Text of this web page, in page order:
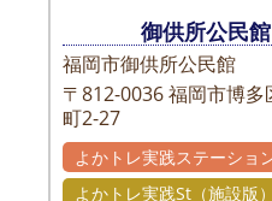
御供所公民館
福岡市御供所公民館
〒812-0036福岡市博多
町2-27
よかトレ実践ステーショ
よかトレ実践St（施設版）